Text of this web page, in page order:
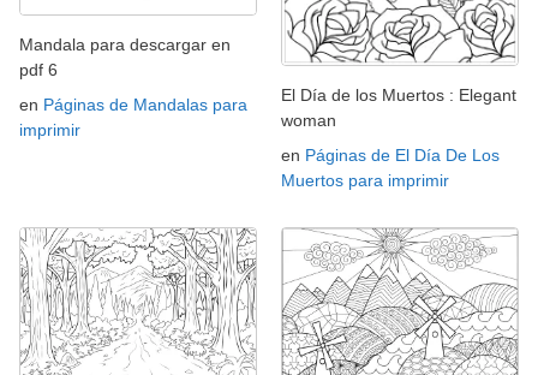
Mandala para descargar en
pdf 6
en Páginas de Mandalas para
imprimir
El Día de los Muertos : Elegant
woman
en Páginas de El Día De Los
Muertos para imprimir